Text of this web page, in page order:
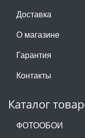
Доставка
О магазине
Гарантия
Контакты
Каталог
ФОТООБОИ